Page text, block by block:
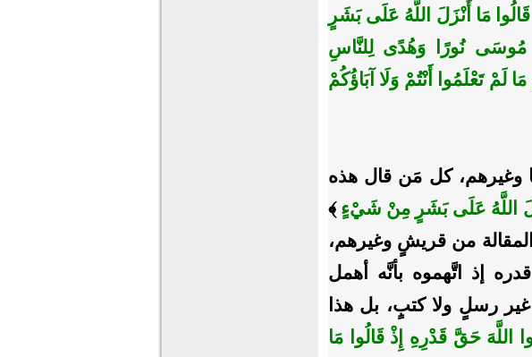
مَا أَنْزَلَ اللَّهُ عَلَى بَشَرٍ
نُورًا وَهُدًى لِلنَّاسِ
تَعْلَمُوا أَنْتُمْ وَلَا آبَاؤُكُمْ
وغيرهم، كل مَن قال هذه
اللَّهُ عَلَى بَشَرٍ مِنْ شَيْءٍ ﴾
هذه المقالة من قريشٍ وغيرهم،
إذ اتَّهموه بأنَّه أهمل
رسلٍ ولا كتبٍ، بل هذا
اللَّهَ حَقَّ قَدْرِهِ إِذْ قَالُوا مَا